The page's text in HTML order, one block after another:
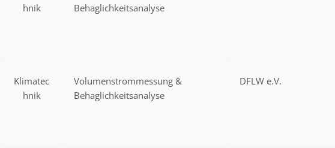
hnik
Behaglichkeitsanalyse
Klimatec
hnik
Volumenstrommessung &
Behaglichkeitsanalyse
DFLW e.V.